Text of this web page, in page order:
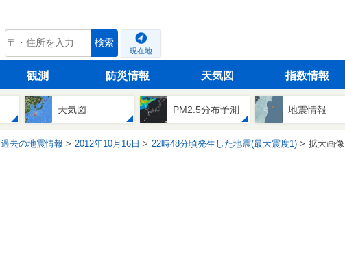
tenki.jp 検索
現在地
観測 防災情報 天気図 指数情報
天気図 PM2.5分布予測 地震情報
過去の地震情報 2012年10月16日 22時48分頃発生した地震(最大震度1) 拡大画像